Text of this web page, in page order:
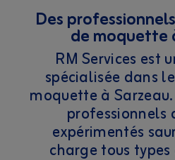
Des
de moquette
RM Services est
spécialisée dans
moquette à
expérimentés
charge tous